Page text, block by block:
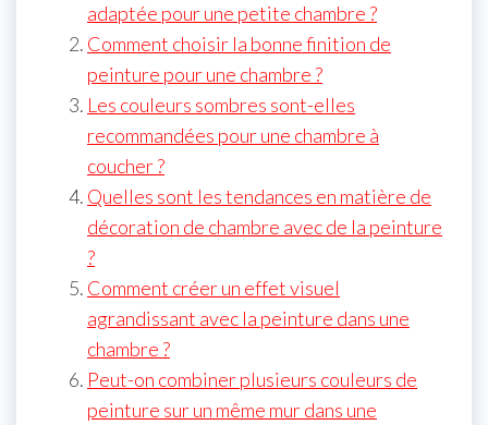
adaptée pour une petite chambre ?
Comment choisir la bonne finition de
peinture pour une chambre ?
Les couleurs sombres sont-elles
recommandées pour une chambre à
coucher ?
Quelles sont les tendances en matière de
décoration de chambre avec de la peinture
?
Comment créer un effet visuel
agrandissant avec la peinture dans une
chambre ?
Peut-on combiner plusieurs couleurs de
peinture sur un même mur dans une